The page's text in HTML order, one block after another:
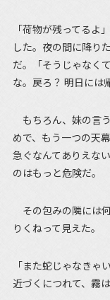
「荷物が残ってるよ
した。夜の間に降り
だ。「そうじゃなく
な。戻ろ？ 明日には
もちろん、妹の言
めで、もう一つの天
急ぐなんてありえな
のはもっと危険だ。
その包みの隣には
りくねって見えた。
「また蛇じゃなき
近づくにつれて、霧